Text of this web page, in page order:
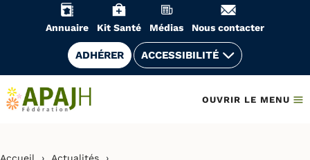
Annuaire Kit Santé Médias Nous contacter
ADHÉRER ACCESSIBILITÉ
OUVRIR LE MENU